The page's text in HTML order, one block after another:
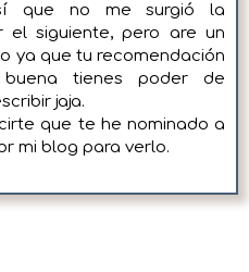
que no me surgió la
el siguiente, pero are un
ya que tu recomendación
tienes poder de
jaja.
que te he nominado a
mi blog para verlo.